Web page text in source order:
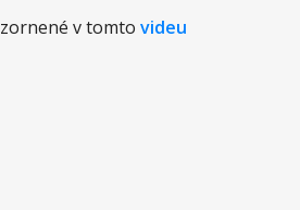
v tomto videu